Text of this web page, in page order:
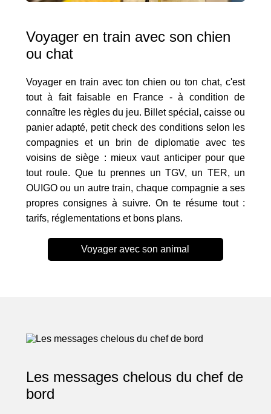
Voyager en train avec son chien
ou chat
Voyager en train avec ton chien ou ton chat, c'est
tout à fait faisable en France - à condition de
connaître les règles du jeu. Billet spécial, caisse ou
panier adapté, petit check des conditions selon les
compagnies et un brin de diplomatie avec tes
voisins de siège : mieux vaut anticiper pour que
tout roule. Que tu prennes un TGV, un TER, un
OUIGO ou un autre train, chaque compagnie a ses
propres consignes à suivre. On te résume tout :
tarifs, réglementations et bons plans.
Voyager avec son animal
Les messages chelous du chef de
bord